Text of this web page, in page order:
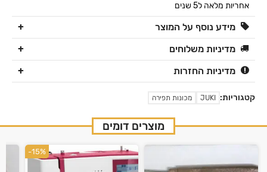
אחריות מלאה ל5 שנים
מידע נוסף על המוצר
מדיניות משלוחים
מדיניות החזרות
קטגוריות: JUKI מכונות תפירה
מוצרים דומים
-15%